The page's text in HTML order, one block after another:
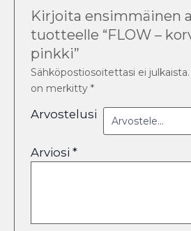
Kirjoita ensimmäinen
tuotteelle “FLOW –
pinkki”
Sähköpostiosoitettasi ei julkaista.
on merkitty*
Arvostelusi
Arviosi*